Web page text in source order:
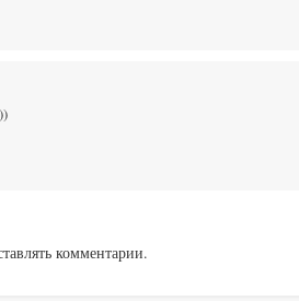
комментарии.